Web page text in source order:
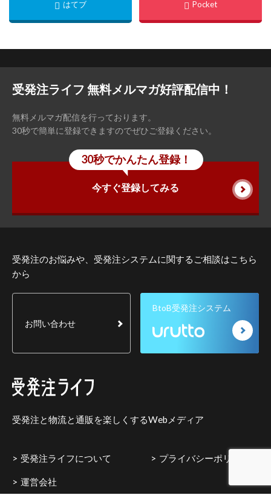
受発注ライフ 無料メルマガ好評配信中！
無料メルマガ配信を行っております。
30秒で簡単に登録できますのでぜひご登録ください。
今すぐ登録してみる
30秒でかんたん登録！
受発注のお悩みや、受発注システムに関するご相談はこちら
から
お問い合わせ
BtoB受発注システム
受発注と物流と通販を楽しくするWebメディア
受発注ライフについて プライバシーポリシー
運営会社